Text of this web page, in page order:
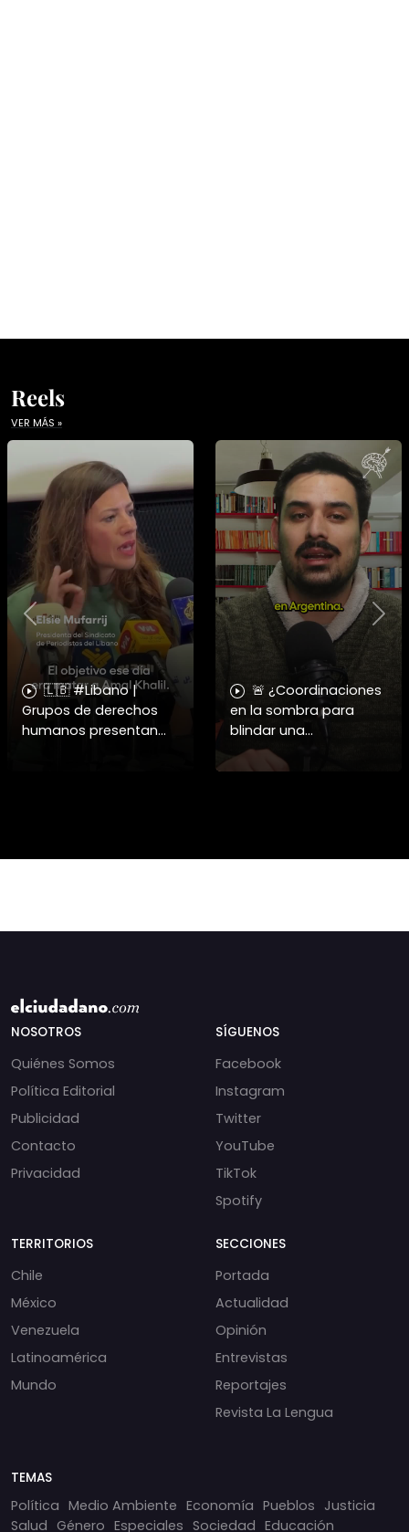
Reels
VER MÁS »
🇱🇧 #Libano |
Grupos de derechos
humanos presentan
🚨 ¿Coordinaciones
en la sombra para
blindar una
candidatura
presidencial? Nuevos
Previous
NOSOTROS
Quiénes Somos
Política Editorial
Publicidad
Contacto
Privacidad
SÍGUENOS
Facebook
Instagram
Twitter
YouTube
TikTok
Spotify
TERRITORIOS
Chile
México
Venezuela
Latinoamérica
Mundo
SECCIONES
Portada
Actualidad
Opinión
Entrevistas
Reportajes
Revista La Lengua
TEMAS
Política Medio Ambiente Economía Pueblos Justicia
Salud Género Especiales Sociedad Educación